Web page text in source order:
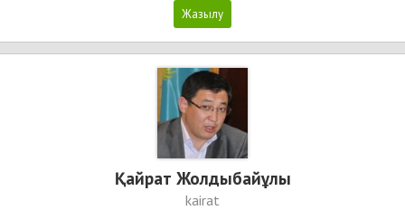
Қайрат Жолдыбайұлы
kairat